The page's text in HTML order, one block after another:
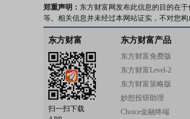
郑重声明： 东方财富网发布此信息的目的在
等。相关信息并未经过本网站证实，不对您